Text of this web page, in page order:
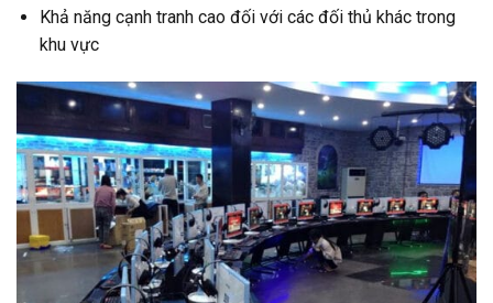
Khả năng cạnh tranh cao đối với các đối thủ khác trong
khu vực